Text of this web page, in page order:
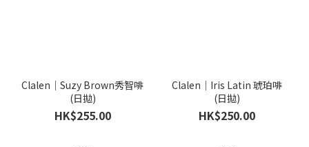
(19)
SEED
Clalen｜Suzy Brown秀智啡
(日拋)
HK$255.00
Clalen｜Iris Latin 琥珀啡
(日拋)
HK$250.00